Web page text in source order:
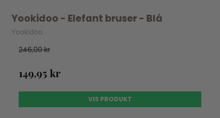
Yookidoo - Elefant bruser - Blå
Yookidoo
246,00 kr
149,95 kr
VIS PRODUKT